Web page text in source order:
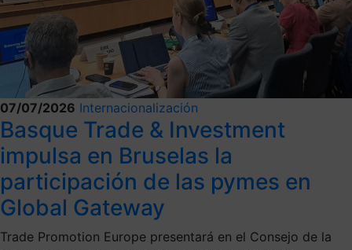
07/07/2026 Internacionalización
Basque Trade & Investment
impulsa en Bruselas la
participación de las pymes en
Global Gateway
Trade Promotion Europe presentará en el Consejo de la